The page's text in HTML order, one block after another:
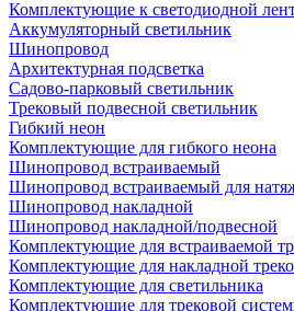
Комплектующие к светодиодной
Аккумуляторный светильник
Шинопровод
Архитектурная подсветка
Садово-парковый светильник
Трековый подвесной светильник
Гибкий неон
Комплектующие для гибкого неона
Шинопровод встраиваемый
Шинопровод встраиваемый для
Шинопровод накладной
Шинопровод накладной/подвесной
Комплектующие для встраиваемой
Комплектующие для накладной
Комплектующие для светильника
Комплектующие для трековой